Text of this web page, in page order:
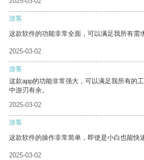
游客
这款软件的功能非常全面，可以满足我所有需
2025-03-02
游客
这款app的功能非常强大，可以满足我所有的
中游刃有余。
2025-03-02
游客
这款软件的操作非常简单，即使是小白也能快
2025-03-02